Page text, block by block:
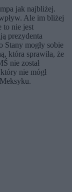
jak najbliżej.
Ale im bliżej
to nie jest
prezydenta
Stany mogły sobie
która sprawiła, że
nie został
nie mógł